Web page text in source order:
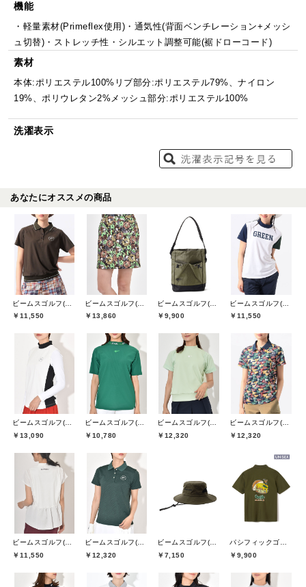
機能
・軽量素材(Primeflex使用)・通気性(背面ベンチレーション+メッシ
ュ切替)・ストレッチ性・シルエット調整可能(裾ドローコード)
素材
本体:ポリエステル100%リブ部分:ポリエステル79%、ナイロン
19%、ポリウレタン2%メッシュ部分:ポリエステル100%
洗濯表示
あなたにオススメの商品
￥11,550
￥13,860
￥9,900
￥11,550
ビームスゴルフ(BEAMS GOLF)
￥13,090
ビームスゴルフ(BEAMS GOLF)
￥10,780
ビームスゴルフ(BEAMS GOLF)
￥12,320
ビームスゴルフ(BEAMS GOLF)
￥12,320
ビームスゴルフ(BEAMS GOLF)
￥11,550
ビームスゴルフ(BEAMS GOLF)
￥12,320
ビームスゴルフ(BEAMS GOLF)
￥7,150
パシフィックゴルフクラブ(Pacific GOLF CLUB)
￥9,900